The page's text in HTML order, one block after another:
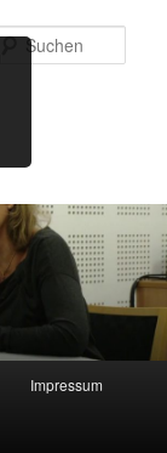
Impressum